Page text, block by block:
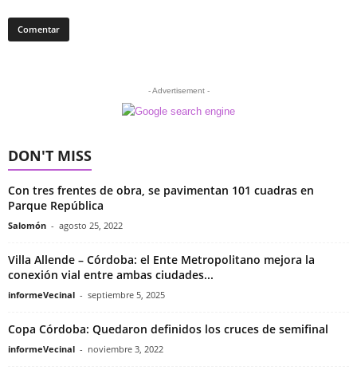
- Advertisement -
DON'T MISS
Con tres frentes de obra, se pavimentan 101 cuadras en
Parque República
Salomón - agosto 25, 2022
Villa Allende – Córdoba: el Ente Metropolitano mejora la
conexión vial entre ambas ciudades...
informeVecinal - septiembre 5, 2025
Copa Córdoba: Quedaron definidos los cruces de semifinal
informeVecinal - noviembre 3, 2022